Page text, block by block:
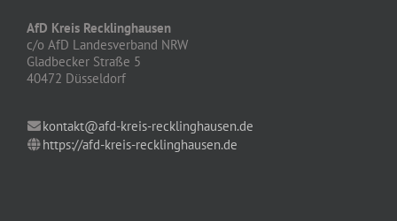
AfD Kreis Recklinghausen
c/o AfD Landesverband NRW
Gladbecker Straße 5
40472 Düsseldorf
kontakt@afd-kreis-recklinghausen.de
https://afd-kreis-recklinghausen.de